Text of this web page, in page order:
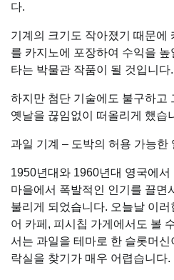
다.
기계의 크기도 작아졌기 때문에
를 카지노에 포장하여 수익을
타는 박물관 작품이 될 것입니다.
하지만 첨단 기술에도 불구하고
옛날을 끊임없이 떠올리게 했습
과일 기계 – 도박의 허용 가능한
1950년대와 1960년대 영국에서
마을에서 폭발적인 인기를 끌면
불리게 되었습니다. 오늘날 이러
어 카페, 피시칩 가게에서도 볼
서는 과일을 테마로 한 슬롯머
락실을 찾기가 매우 어렵습니다.